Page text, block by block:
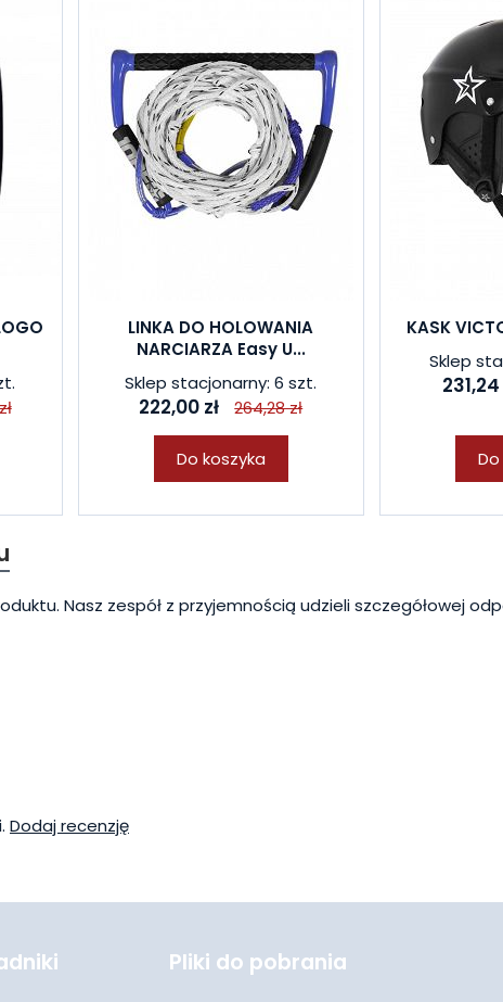
LINKA DO HOLOWANIA
NARCIARZA Easy U...
Sklep stacjonarny: 6 szt.
222,00 zł 264,28 zł
Do koszyka
KASK
Sklep
231,24
Nasz zespół z przyjemnością udzieli szczegółowej
Dodaj recenzję
Pliki do pobrania